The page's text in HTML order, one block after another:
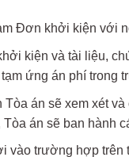
Đơn khởi kiện với
kiện và tài liệu,
tạm ứng án phí
Tòa án sẽ xem xét
án sẽ ban hành
vào trường hợp